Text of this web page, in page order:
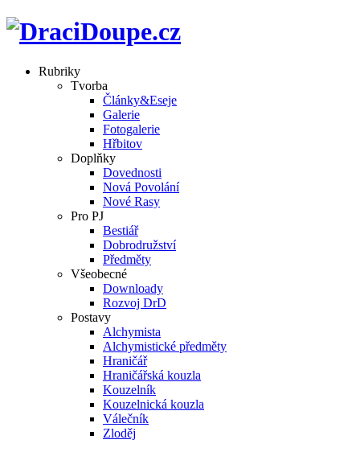
Rubriky
Tvorba
Články&Eseje
Galerie
Fotogalerie
Hřbitov
Doplňky
Dovednosti
Nová Povolání
Nové Rasy
Pro PJ
Bestiář
Dobrodružství
Předměty
Všeobecné
Downloady
Rozvoj DrD
Postavy
Alchymista
Alchymistické předměty
Hraničář
Hraničářská kouzla
Kouzelník
Kouzelnická kouzla
Válečník
Zloděj